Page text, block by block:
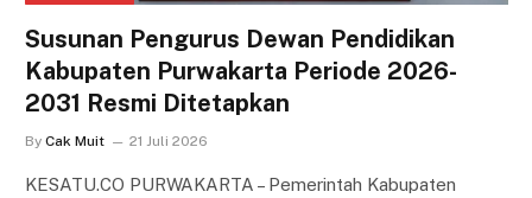
Susunan Pengurus Dewan Pendidikan
Kabupaten Purwakarta Periode 2026-
2031 Resmi Ditetapkan
By Cak Muit 21 Juli 2026
KESATU.CO PURWAKARTA – Pemerintah Kabupaten